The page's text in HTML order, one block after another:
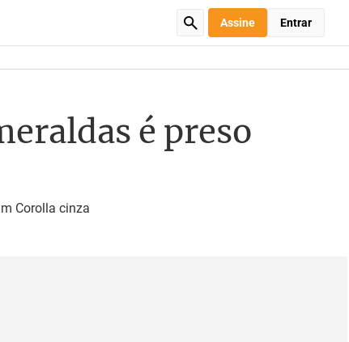
Assine Entrar
é preso
Corolla cinza